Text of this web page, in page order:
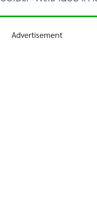
Advertisement